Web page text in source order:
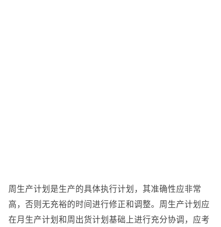
周生产计划是生产的具体执行计划，其准确性应非常
高，否则无充裕的时间进行修正和调整。周生产计划应
在月生产计划和周出货计划基础上进行充分协调，应考